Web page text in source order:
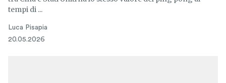
tempi di ...
Luca Pisapia
20.05.2026